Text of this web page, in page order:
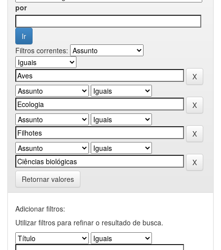
por
Filtros correntes:
Retornar valores
Adicionar filtros:
Utilizar filtros para refinar o resultado de busca.